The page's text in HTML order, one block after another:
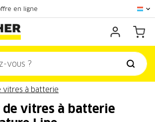
en ligne
vitres à batterie
de vitres à batterie